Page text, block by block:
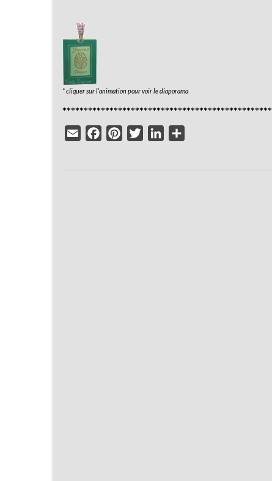
* cliquer sur l’animation pour voir le diaporama
Email
FacebookPinterestTwitterLinkedIn